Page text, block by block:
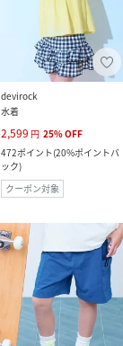
devirock
水着
2,599 円 25%OFF
472ポイント(20%ポイントバ
ック)
クーポン対象